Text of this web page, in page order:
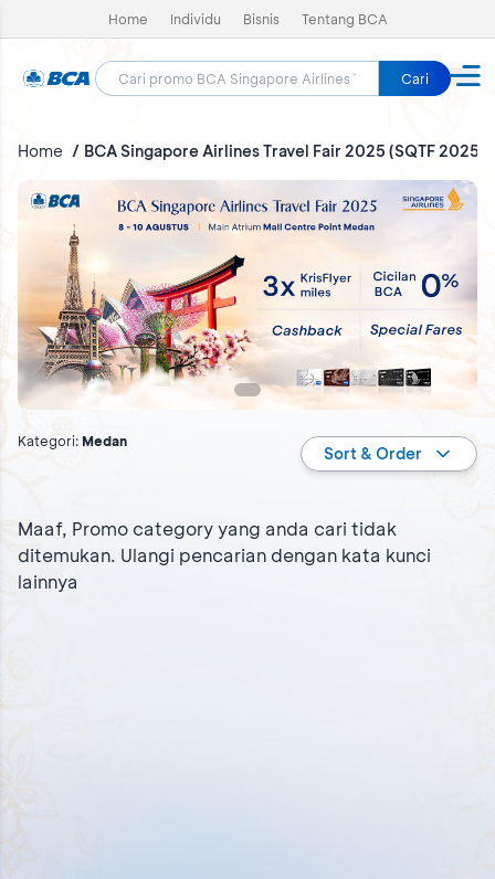
Home Individu Bisnis Tentang BCA
Cari
Home BCA Singapore Airlines Travel Fair 2025 (SQTF 2025)
BCA Singapore Airlines Travel Fair 2025 (SQTF 2025)
Kategori:Medan
Sort & Order
Maaf, Promo category yang anda cari tidak
ditemukan. Ulangi pencarian dengan kata kunci
lainnya